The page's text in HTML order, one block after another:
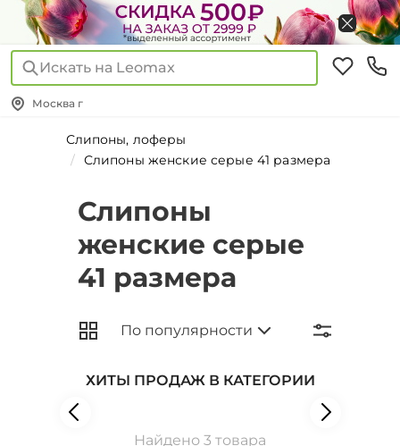
Искать на Leomax
Москва г
Слипоны, лоферы
Слипоны женские серые 41 размера
Слипоны
женские серые
41 размера
ХИТЫ ПРОДАЖ В КАТЕГОРИИ
Найдено 3 товара